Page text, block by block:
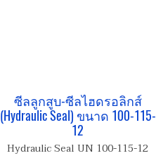
ซีลลูกสูบ-ซีลไฮดรอลิกส์
(Hydraulic Seal) ขนาด 100-115-
12
Hydraulic Seal UN 100-115-12